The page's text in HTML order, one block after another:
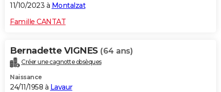
11/10/2023 à Montalzat
Famille CANTAT
Bernadette VIGNES (64 ans)
Créer une cagnotte obsèques
Naissance
24/11/1958 à Lavaur